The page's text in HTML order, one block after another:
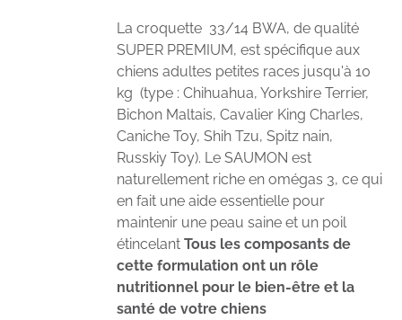
La croquette 33/14 BWA, de qualité
SUPER PREMIUM, est spécifique aux
chiens adultes petites races jusqu'à 10
kg (type : Chihuahua, Yorkshire Terrier,
Bichon Maltais, Cavalier King Charles,
Caniche Toy, Shih Tzu, Spitz nain,
Russkiy Toy). Le SAUMON est
naturellement riche en omégas 3, ce qui
en fait une aide essentielle pour
maintenir une peau saine et un poil
étincelantTous les composants de
cette formulation ont un rôle
nutritionnel pour le bien-être et la
santé de votre chiens